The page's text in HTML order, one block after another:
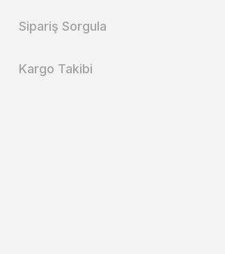
Sipariş Sorgula
Kargo Takibi